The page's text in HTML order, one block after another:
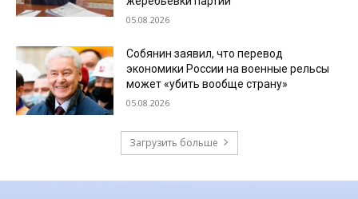
05.08.2026
Собянин заявил, что перевод
экономики России на военные рельсы
может «убить вообще страну»
05.08.2026
Загрузить больше